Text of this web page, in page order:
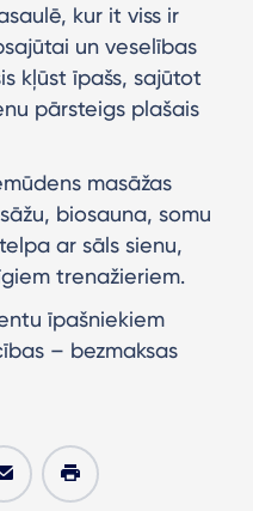
kur it viss ir
un veselības
kļūst īpašs, sajūtot
pārsteigs plašais
masāžas
biosauna, somu
ar sāls sienu,
trenažieriem.
īpašniekiem
– bezmaksas